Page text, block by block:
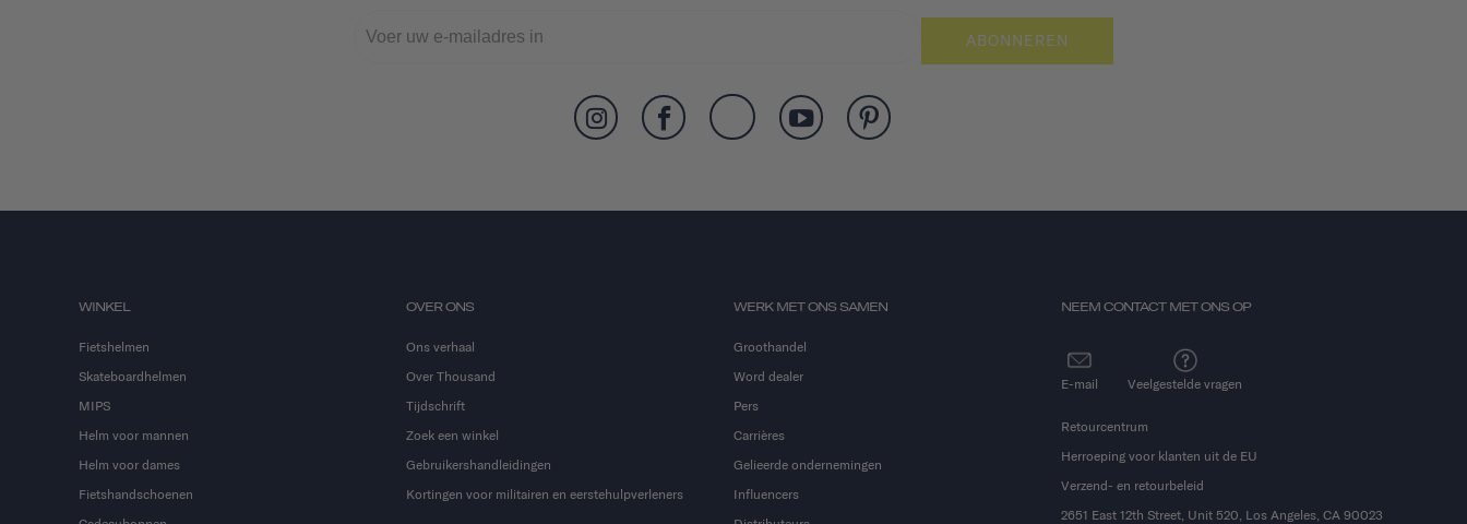
ABONNEREN
WINKEL
Fietshelmen
Skateboardhelmen
MIPS
Helm voor mannen
Helm voor dames
Fietshandschoenen
OVER ONS
Ons verhaal
Over Thousand
Tijdschrift
Zoek een winkel
Gebruikershandleidingen
Kortingen voor militairen en eerstehulpverleners
WERK MET ONS SAMEN
Groothandel
Word dealer
Pers
Carrières
Gelieerde ondernemingen
Influencers
NEEM CONTACT MET ONS OP
E-mail Veelgestelde vragen
Retourcentrum
Herroeping voor klanten uit de EU
Verzend- en retourbeleid
2651 East 12th Street, Unit 520, Los Angeles, CA 90023